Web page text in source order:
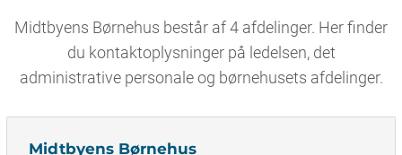
Midtbyens Børnehus består af 4 afdelinger. Her finder
du kontaktoplysninger på ledelsen, det
administrative personale og børnehusets afdelinger.
Midtbyens Børnehus